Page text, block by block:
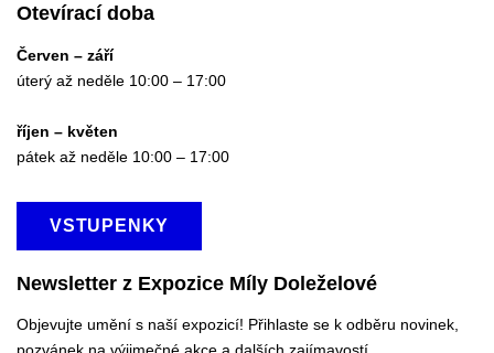
Otevírací doba
Červen – září
úterý až neděle 10:00 – 17:00
říjen – květen
pátek až neděle 10:00 – 17:00
VSTUPENKY
Newsletter z Expozice Míly Doleželové
Objevujte umění s naší expozicí! Přihlaste se k odběru novinek,